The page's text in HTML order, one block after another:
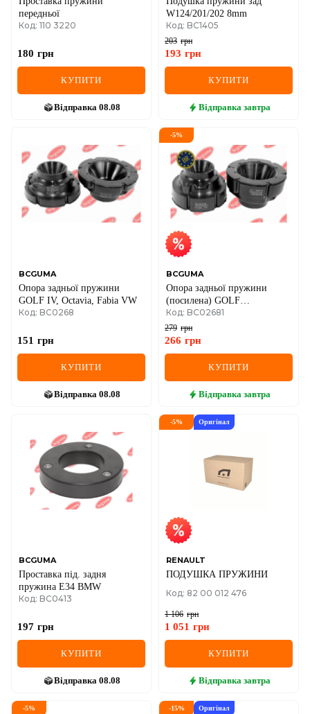
передньої
Код: 110 3220
180 грн
КУПИТИ
Відправка 08.08
W124/201/202 8mm
Код: BC1405
203 грн
193 грн
КУПИТИ
Відправка завтра
BCGUMA
Опора задньої пружини
GOLF IV, Octavia, Fabia VW
Код: BC0268
151 грн
КУПИТИ
Відправка 08.08
-5%
BCGUMA
Опора задньої пружини
(посилена) GOLF
IV,Octavia,Fabia VW
Код: BC02681
279 грн
266 грн
КУПИТИ
Відправка завтра
BCGUMA
Проставка під. задня
пружина E34 BMW
Код: BC0413
197 грн
КУПИТИ
Відправка 08.08
-5% Оригінал
RENAULT
ПОДУШКА ПРУЖИНИ
Код: 82 00 012 476
1 106 грн
1 051 грн
КУПИТИ
Відправка завтра
-5% -15% Оригінал